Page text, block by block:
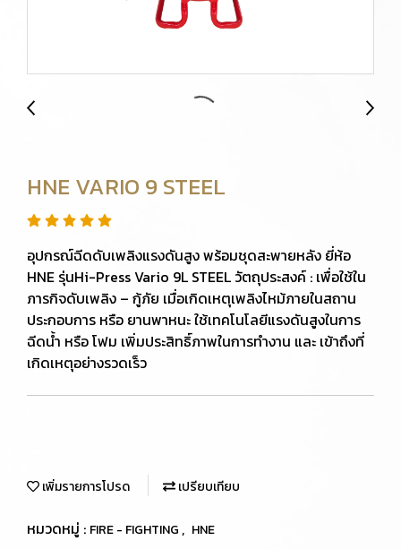
HNE VARIO 9 STEEL
อุปกรณ์ฉีดดับเพลิงแรงดันสูง พร้อมชุดสะพายหลัง ยี่ห้อ
HNE รุ่นHi-Press Vario 9L STEEL วัตถุประสงค์ : เพื่อใช้ใน
ภารกิจดับเพลิง – กู้ภัย เมื่อเกิดเหตุเพลิงไหม้ภายในสถาน
ประกอบการ หรือ ยานพาหนะ ใช้เทคโนโลยีแรงดันสูงในการ
ฉีดน้ำ หรือ โฟม เพิ่มประสิทธิ์ภาพในการทำงาน และ เข้าถึงที่
เกิดเหตุอย่างรวดเร็ว
เพิ่มรายการโปรด เปรียบเทียบ
หมวดหมู่ : FIRE - FIGHTING , HNE